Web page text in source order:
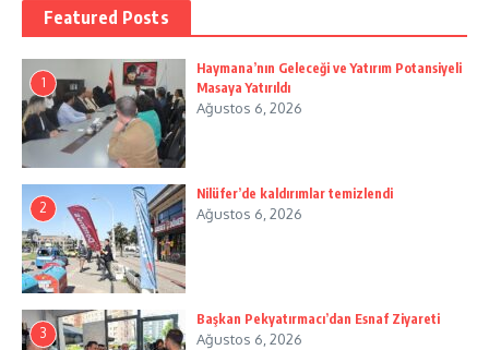
Featured Posts
1
Haymana’nın Geleceği ve Yatırım Potansiyeli
Masaya Yatırıldı
Ağustos 6, 2026
2
Nilüfer’de kaldırımlar temizlendi
Ağustos 6, 2026
3
Başkan Pekyatırmacı’dan Esnaf Ziyareti
Ağustos 6, 2026